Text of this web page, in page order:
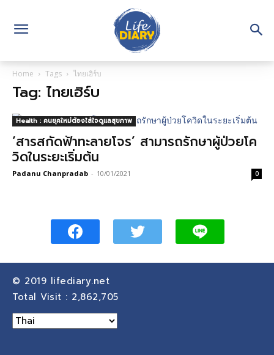
Home Tags ไทยเฮิร์บ
Tag: ไทยเฮิร์บ
Health : คนยุคใหม่ต้องใส่ใจดูแลสุขภาพ
‘สารสกัดฟ้าทะลายโจร’ สามารถรักษาผู้ป่วยโค
วิดในระยะเริ่มต้น
Padanu Chanpradab - 10/01/2021 0
© 2019 lifediary.net
Total Visit : 2,862,705